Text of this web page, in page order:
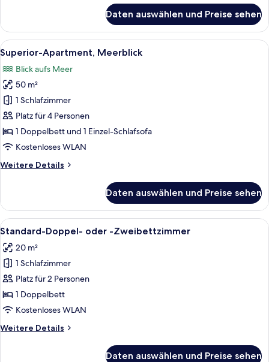
Einzelzimmer
Daten auswählen und Preise sehen
Alle
Fotos
für
Superior-
Apartment,
Meerblick
anzeigen
Ein Hotelzimmer mit Essbereich,
4
Superior-Apartment, Meerblick
Blick aufs Meer
50 m²
1 Schlafzimmer
Platz für 4 Personen
1 Doppelbett und 1 Einzel-Schlafsofa
Kostenloses WLAN
Weitere Details
Weitere
Apartment,
Meerblick
Daten auswählen und Preise sehen
Alle
Fotos
für
Standard-
Doppel-
oder
-
anzeigen
Ein Hotelzimmer mit einem großen
7
Standard-Doppel- oder -Zweibettzimmer
20 m²
1 Schlafzimmer
Platz für 2 Personen
1 Doppelbett
Kostenloses WLAN
Weitere Details
Weitere
Daten auswählen und Preise sehen